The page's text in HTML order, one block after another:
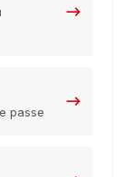
passe